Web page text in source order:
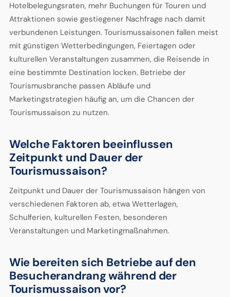
Hotelbelegungsraten, mehr Buchungen für Touren und
Attraktionen sowie gestiegener Nachfrage nach damit
verbundenen Leistungen. Tourismussaisonen fallen meist
mit günstigen Wetterbedingungen, Feiertagen oder
kulturellen Veranstaltungen zusammen, die Reisende in
eine bestimmte Destination locken. Betriebe der
Tourismusbranche passen Abläufe und
Marketingstrategien häufig an, um die Chancen der
Tourismussaison zu nutzen.
Welche Faktoren beeinflussen
Zeitpunkt und Dauer der
Tourismussaison?
Zeitpunkt und Dauer der Tourismussaison hängen von
verschiedenen Faktoren ab, etwa Wetterlagen,
Schulferien, kulturellen Festen, besonderen
Veranstaltungen und Marketingmaßnahmen.
Wie bereiten sich Betriebe auf den
Besucherandrang während der
Tourismussaison vor?